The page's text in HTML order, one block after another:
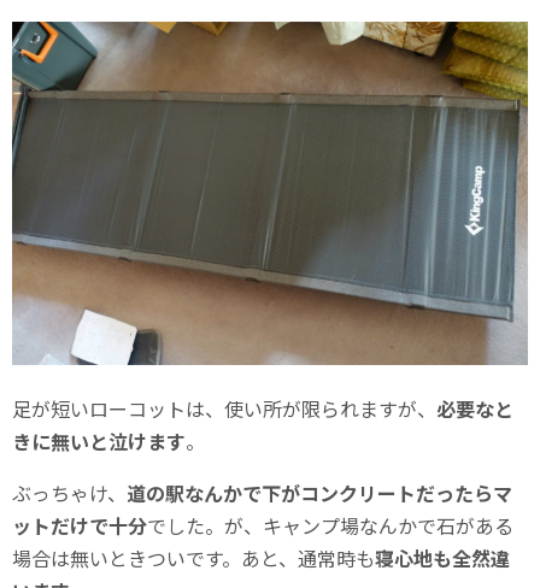
足が短いローコットは、使い所が限られますが、 必要なと
きに無いと泣けます。
ぶっちゃけ、 道の駅なんかで下がコンクリートだったらマ
ットだけで十分でした。が、キャンプ場なんかで石がある
場合は無いときついです。あと、通常時も寝心地も全然違